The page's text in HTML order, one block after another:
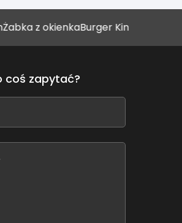
okienkaBurger King umacnia się w
coś zapytać?